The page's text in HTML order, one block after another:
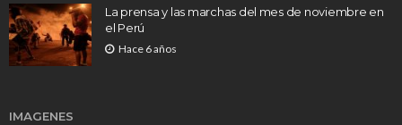
La prensa y las marchas del mes de noviembre en
el Perú
Hace 6 años
IMAGENES